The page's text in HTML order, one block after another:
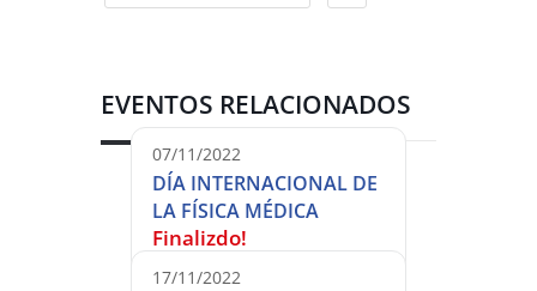
EVENTOS RELACIONADOS
07/11/2022
DÍA INTERNACIONAL DE
LA FÍSICA MÉDICA
Finalizdo!
17/11/2022